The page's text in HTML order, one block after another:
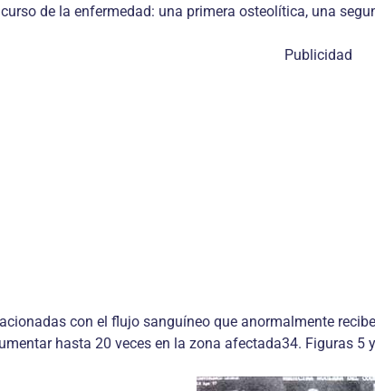
de la enfermedad: una primera osteolítica, una
Publicidad
con el flujo sanguíneo que anormalmente
hasta 20 veces en la zona afectada34. Figuras 5